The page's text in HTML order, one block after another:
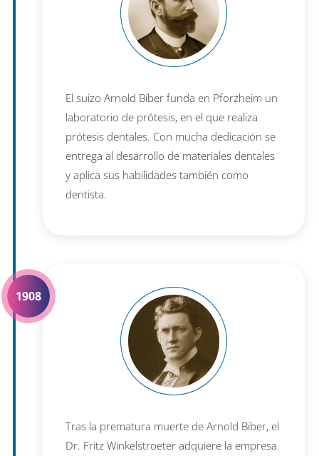
El suizo Arnold Biber funda en Pforzheim un
laboratorio de prótesis, en el que realiza
prótesis dentales. Con mucha dedicación se
entrega al desarrollo de materiales dentales
y aplica sus habilidades también como
dentista.
1908
Tras la prematura muerte de Arnold Biber, el
Dr. Fritz Winkelstroeter adquiere la empresa